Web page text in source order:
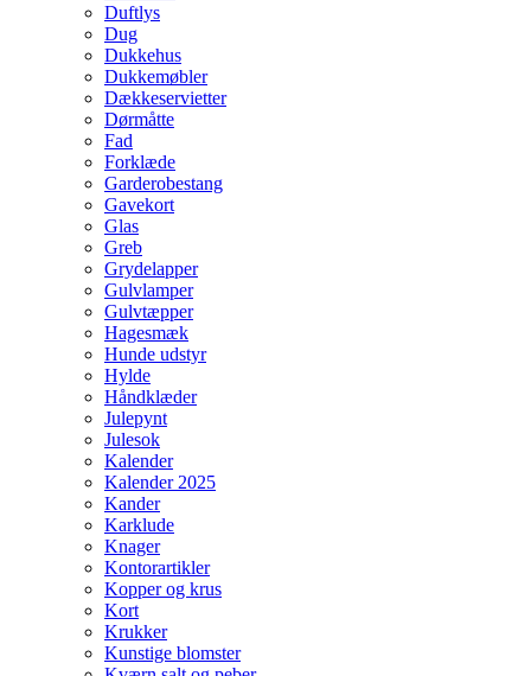
Duftlys
Dug
Dukkehus
Dukkemøbler
Dækkeservietter
Dørmåtte
Fad
Forklæde
Garderobestang
Gavekort
Glas
Greb
Grydelapper
Gulvlamper
Gulvtæpper
Hagesmæk
Hunde udstyr
Hylde
Håndklæder
Julepynt
Julesok
Kalender
Kalender 2025
Kander
Karklude
Knager
Kontorartikler
Kopper og krus
Kort
Krukker
Kunstige blomster